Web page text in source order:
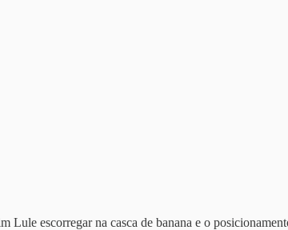
Lule escorregar na casca de banana e o